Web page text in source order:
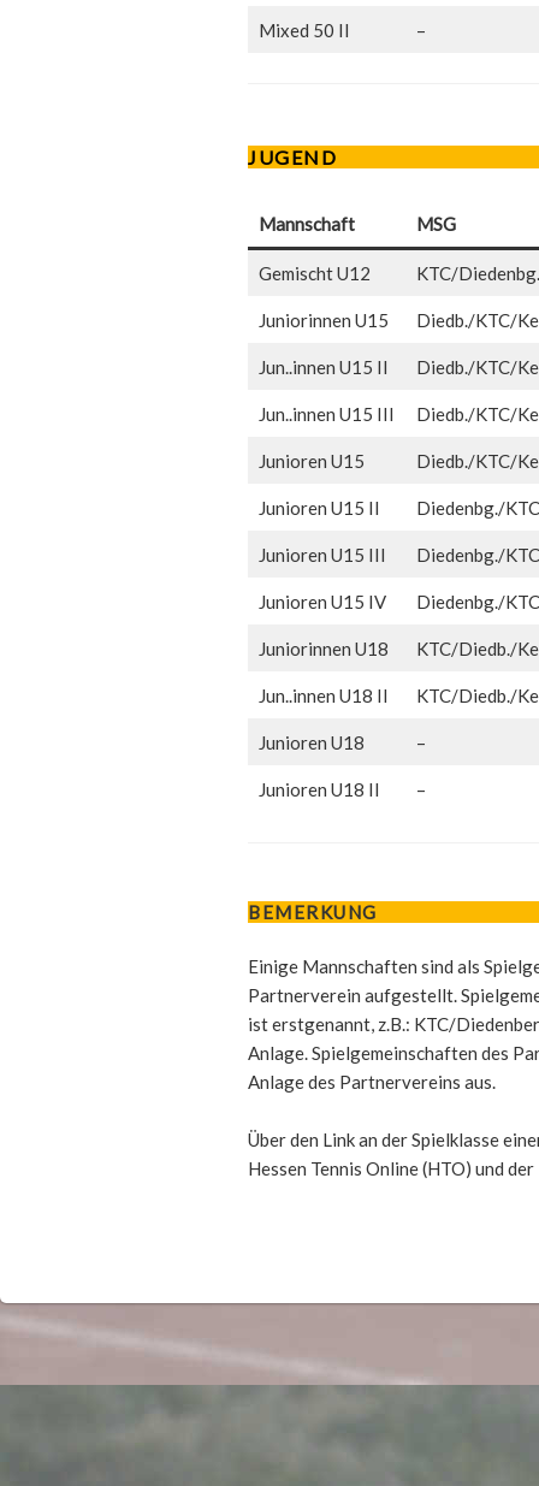
Mixed 50 II –
JUGEND
Mannschaft MSG
Gemischt U12 KTC/Diedenbg.
Juniorinnen U15 Diedb./KTC/
Jun..innen U15 II Diedb./KTC/
Jun..innen U15 III Diedb./KTC/
Junioren U15 Diedb./KTC/
Junioren U15 II Diedenbg./KTC
Junioren U15 III Diedenbg./KTC
Junioren U15 IV Diedenbg./KTC
Juniorinnen U18 KTC/Diedb./
Jun..innen U18 II KTC/Diedb./
Junioren U18 –
Junioren U18 II –
BEMERKUNG
Einige Mannschaften sind als
Partnerverein aufgestellt.
ist erstgenannt, z.B.: KTC/
Anlage. Spielgemeinschaften des
Anlage des Partnervereins aus.
Über den Link an der Spielklasse
Hessen Tennis Online (HTO) und